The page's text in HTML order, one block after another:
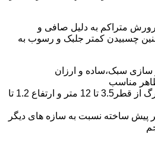
متراکم به دلیل صافی و
چسبیدن کمتر جلبک و رسوب به
سبک،ساده و ارزان
مناسب
امکان ساخت ابعاد بزرگ از قطر3.5 تا 12 متر و ارتفاع 1.2 تا
پیش ساخته نسبت به سازه های دیگر